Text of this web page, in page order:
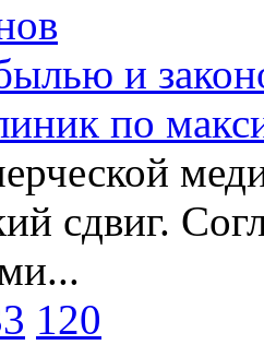
и
по
сдвиг.
120